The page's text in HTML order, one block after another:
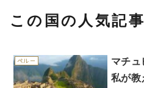
この国の人気記
ペルー
マチュ
私が教